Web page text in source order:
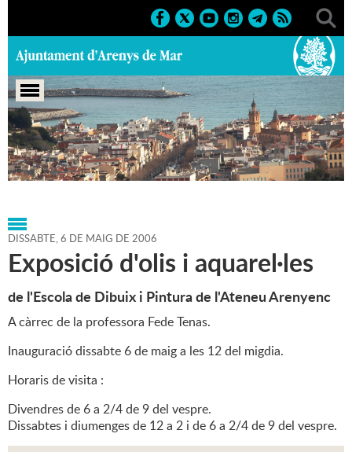
Portada > Agenda > 06-05-
2006 > Marcs > Culturals > 2006 > Exposicions 2006
DISSABTE,6 DE MAIG DE 2006
Exposició d'olis i aquarel·les
de l'Escola de Dibuix i Pintura de l'Ateneu Arenyenc
A càrrec de la professora Fede Tenas.
Inauguració dissabte 6 de maig a les 12 del migdia.
Horaris de visita :
Divendres de 6 a 2/4 de 9 del vespre.
Dissabtes i diumenges de 12 a 2 i de 6 a 2/4 de 9 del vespre.